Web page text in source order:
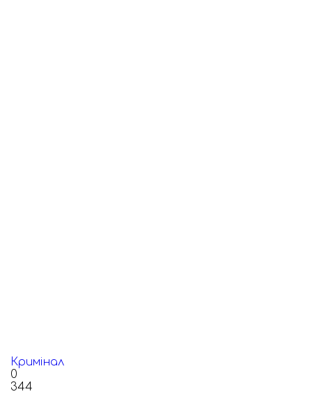
Кримінал
0
344